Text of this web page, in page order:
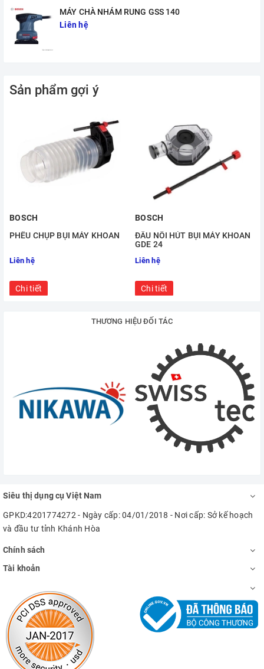
MÁY CHÀ NHÁM RUNG GSS 140
Liên hệ
Sản phẩm gợi ý
BOSCH
PHỄU CHỤP BỤI MÁY KHOAN
Liên hệ
Chi tiết
BOSCH
ĐẦU NỐI HÚT BỤI MÁY KHOAN
GDE 24
Liên hệ
Chi tiết
THƯƠNG HIỆU ĐỐI TÁC
Siêu thị dụng cụ Việt Nam
GPKD:4201774272 - Ngày cấp: 04/01/2018 - Nơi cấp: Sở kế hoạch
và đầu tư tỉnh Khánh Hòa
Chính sách
Tài khoản